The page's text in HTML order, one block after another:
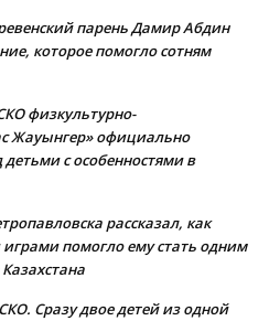
парень Дамир Абдин
которое помогло сотням
физкультурно-
Жауынгер» официально
с особенностями в
рассказал, как
помогло ему стать одним
Сразу двое детей из одной